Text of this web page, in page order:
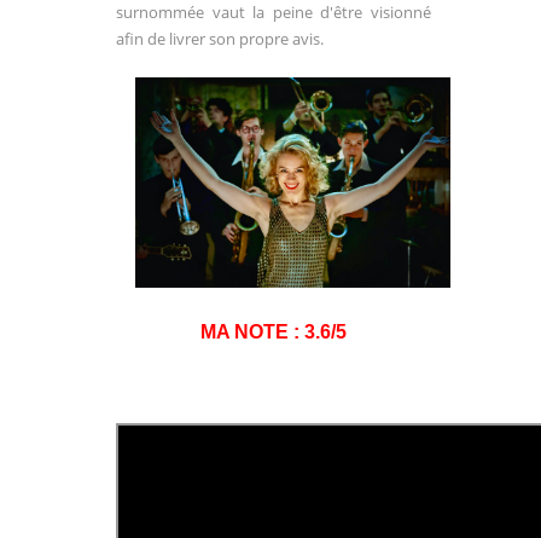
surnommée vaut la peine d'être visionné
afin de livrer son propre avis.
MA NOTE : 3.6/5